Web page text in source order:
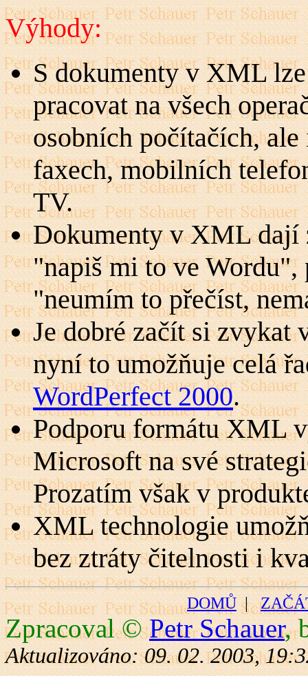
Výhody:
S dokumenty v XML
pracovat na všech
osobních počítačích,
faxech, mobilních
TV.
Dokumenty v XML dají
"napiš mi to ve Wordu",
"neumím to přečíst,
Je dobré začít si
nyní to umožňuje celá
WordPerfect 2000.
Podporu formátu XML
Microsoft na své
Prozatím však v
XML technologie
bez ztráty čitelnosti i
DOMŮ|
Zpracoval ©Petr Schauer,
Aktualizováno: 09. 02. 2003,